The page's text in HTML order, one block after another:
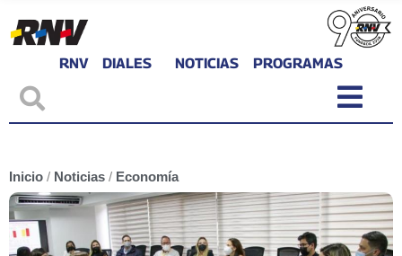
RNV DIALES NOTICIAS PROGRAMAS
Inicio / Noticias / Economía